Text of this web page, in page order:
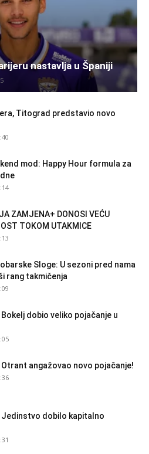
nastavlja u Španiji
Titograd predstavio novo
mod: Happy Hour formula za
ZAMJENA+ DONOSI VEĆU
TOKOM UTAKMICE
Sloge: U sezoni pred nama
rang takmičenja
Bokelj dobio veliko pojačanje u
Otrant angažovao novo pojačanje!
Jedinstvo dobilo kapitalno